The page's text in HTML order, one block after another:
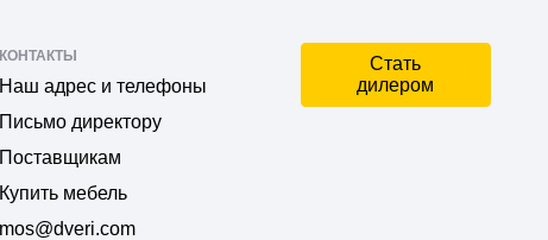
КОНТАКТЫ
Наш адрес и телефоны
Письмо директору
Поставщикам
Купить мебель
mos@dveri.com
Стать
дилером